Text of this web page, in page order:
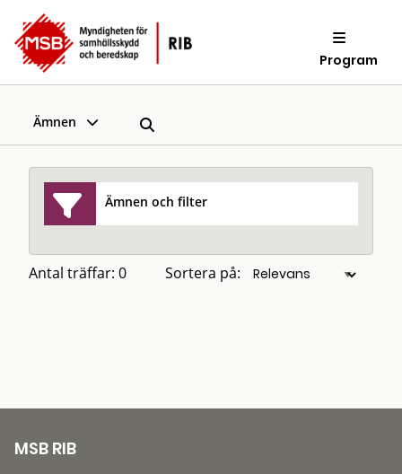
Program
Ämnen
Ämnen och filter
Antal träffar: 0 Sortera på:
MSB RIB